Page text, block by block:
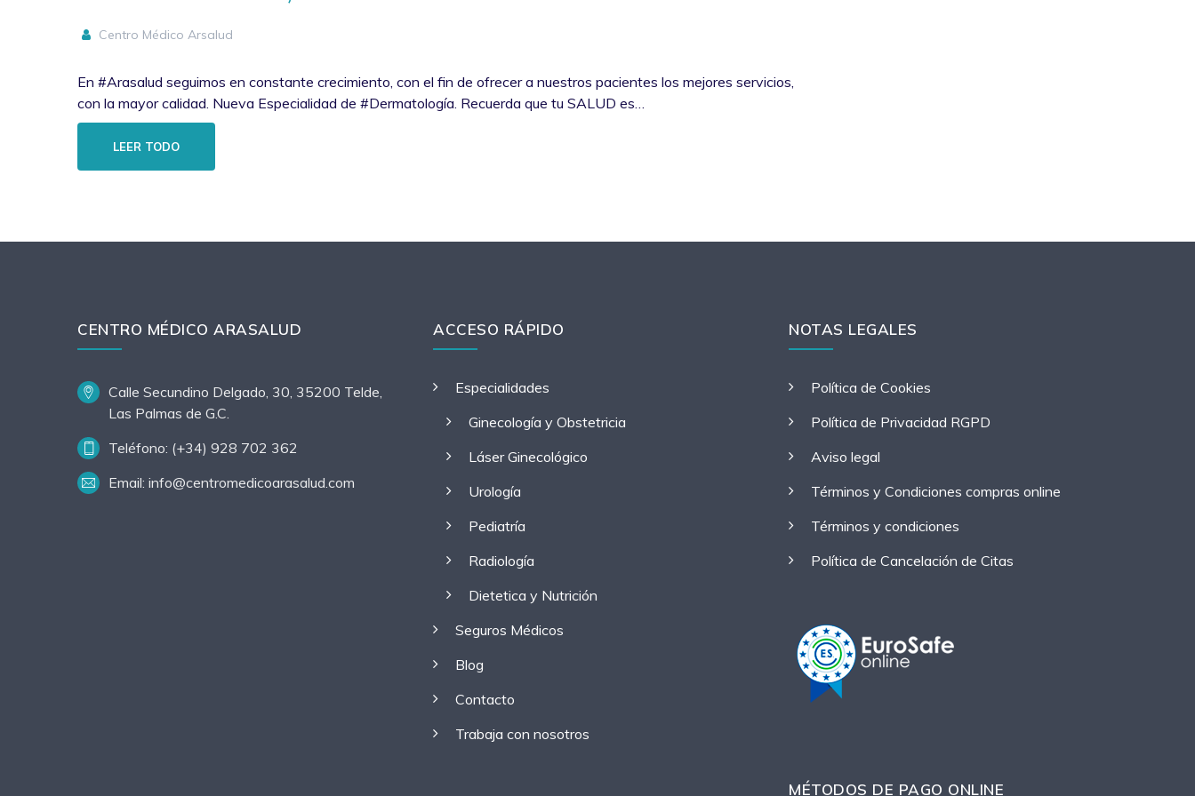
Centro Médico Arsalud
En #Arasalud seguimos en constante crecimiento, con el fin de ofrecer a nuestros pacientes los mejores servicios,
con la mayor calidad. Nueva Especialidad de #Dermatología. Recuerda que tu SALUD es…
LEER TODO
CENTRO MÉDICO ARASALUD
Calle Secundino Delgado, 30, 35200 Telde,
Las Palmas de G.C.
Teléfono: (+34) 928 702 362
Email: info@centromedicoarasalud.com
ACCESO RÁPIDO
Especialidades
Ginecología y Obstetricia
Láser Ginecológico
Urología
Pediatría
Radiología
Dietetica y Nutrición
Seguros Médicos
Blog
Contacto
Trabaja con nosotros
NOTAS LEGALES
Política de Cookies
Política de Privacidad RGPD
Aviso legal
Términos y Condiciones compras online
Términos y condiciones
Política de Cancelación de Citas
MÉTODOS DE PAGO ONLINE